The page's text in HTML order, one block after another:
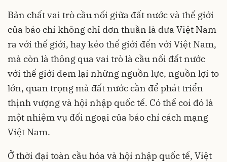
Bản chất vai trò cầu nối giữa đất nước và thế giới
của báo chí không chỉ đơn thuần là đưa Việt Nam
ra với thế giới, hay kéo thế giới đến với Việt Nam,
mà còn là thông qua vai trò là cầu nối đất nước
với thế giới đem lại những nguồn lực, nguồn lợi to
lớn, quan trọng mà đất nước cần để phát triển
thịnh vượng và hội nhập quốc tế. Có thể coi đó là
một nhiệm vụ đối ngoại của báo chí cách mạng
Việt Nam.
Ở thời đại toàn cầu hóa và hội nhập quốc tế, Việt